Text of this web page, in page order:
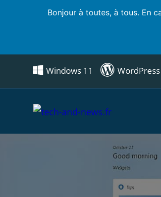
Bonjour à toutes, à tous. En
Windows 11 WordPress